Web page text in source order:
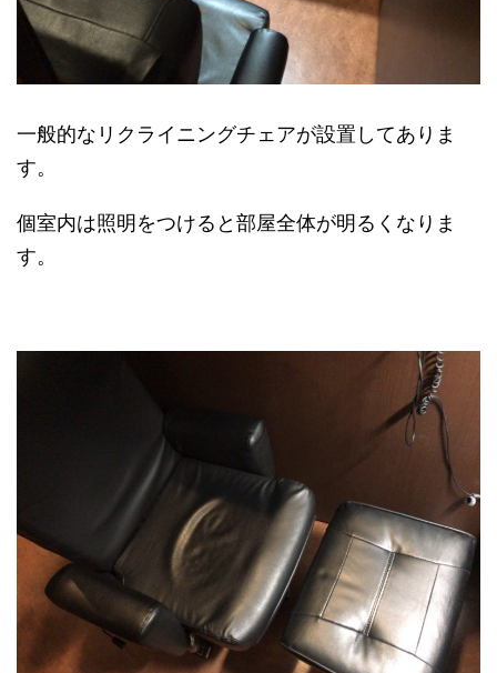
一般的なリクライニングチェアが設置してありま
す。
個室内は照明をつけると部屋全体が明るくなりま
す。